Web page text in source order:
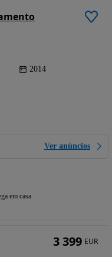
2014
Ver anúncios
em casa
3 399 EUR